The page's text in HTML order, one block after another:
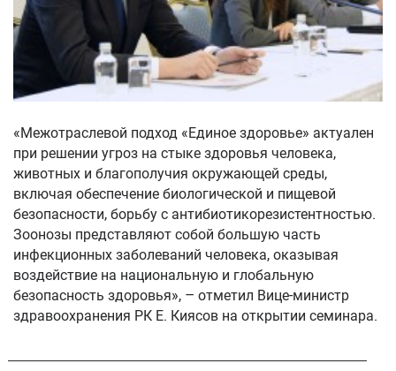
«Межотраслевой подход «Единое здоровье» актуален
при решении угроз на стыке здоровья человека,
животных и благополучия окружающей среды,
включая обеспечение биологической и пищевой
безопасности, борьбу с антибиотикорезистентностью.
Зоонозы представляют собой большую часть
инфекционных заболеваний человека, оказывая
воздействие на национальную и глобальную
безопасность здоровья», – отметил Вице-министр
здравоохранения РК Е. Киясов на открытии семинара.